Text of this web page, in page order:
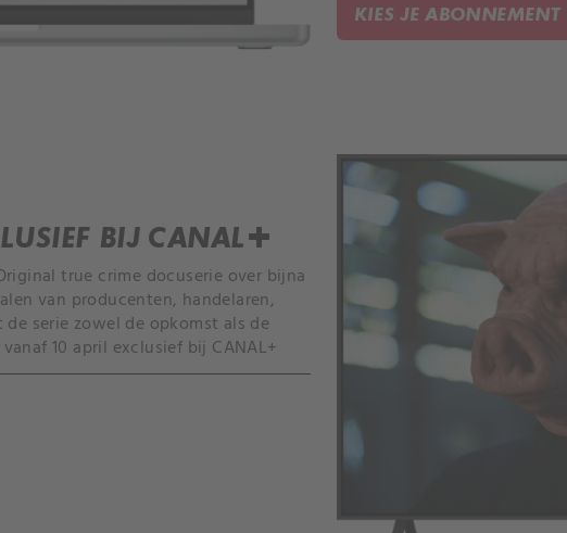
KIES JE ABONNEMENT
BIJ CANAL+
true crime docuserie over bijna
van producenten, handelaren,
serie zowel de opkomst als de
10 april exclusief bij CANAL+